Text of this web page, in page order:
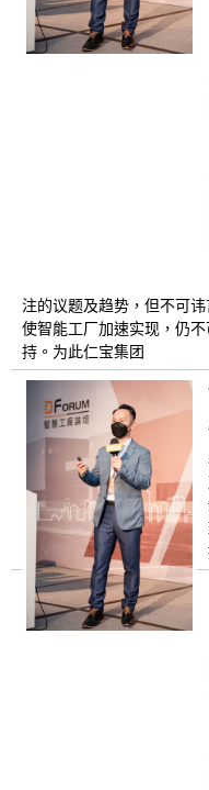
注的议题及趋势，但不可
使智能工厂加速实现，仍
持。为此仁宝集团